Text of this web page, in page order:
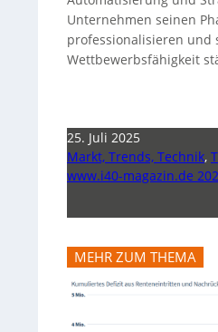
Unternehmen seinen
professionalisieren und
Wettbewerbsfähigkeit
25. Juli 2025
Markt, Trends, Technik,
www.i40-magazin.de
MEHR ZUM THEMA